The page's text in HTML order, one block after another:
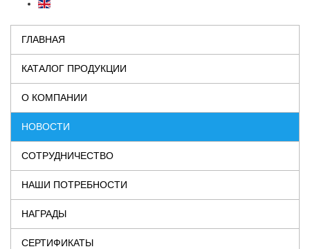
ГЛАВНАЯ
КАТАЛОГ ПРОДУКЦИИ
О КОМПАНИИ
НОВОСТИ
СОТРУДНИЧЕСТВО
НАШИ ПОТРЕБНОСТИ
НАГРАДЫ
СЕРТИФИКАТЫ